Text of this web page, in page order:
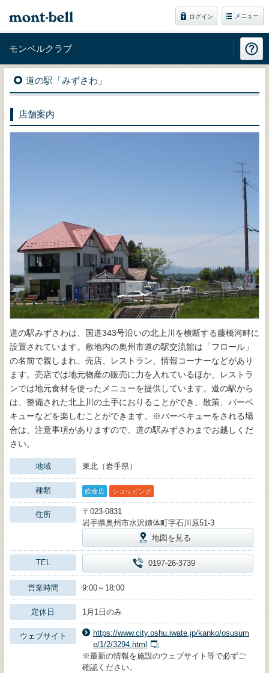
ログイン メニュー
モンベルクラブ
道の駅「みずさわ」
店舗案内
道の駅みずさわは、国道343号沿いの北上川を横断する藤橋河畔に
設置されています。敷地内の奥州市道の駅交流館は「フロール」
の名前で親しまれ、売店、レストラン、情報コーナーなどがあり
ます。売店では地元物産の販売に力を入れているほか、レストラ
ンでは地元食材を使ったメニューを提供しています。道の駅から
は、整備された北上川の土手におりることができ、散策、バーベ
キューなどを楽しむことができます。※バーベキューをされる場
合は、注意事項がありますので、道の駅みずさわまでお越しくだ
さい。
地域 東北（岩手県）
種類 飲食店 ショッピング
住所
〒023-0831
岩手県奥州市水沢姉体町字石川原51-3
地図を見る
TEL 0197-26-3739
営業時間 9:00～18:00
定休日 1月1日のみ
ウェブサイト
https://www.city.oshu.iwate.jp/kanko/osusum
e/1/2/3294.html
※最新の情報を施設のウェブサイト等で必ずご
確認ください。